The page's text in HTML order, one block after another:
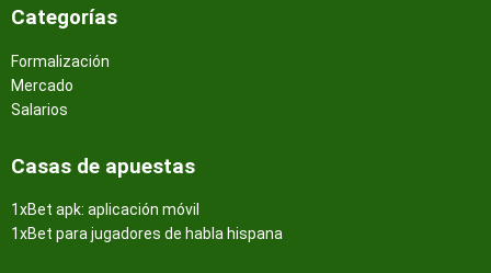
Categorías
Formalización
Mercado
Salarios
Casas de apuestas
1xBet apk: aplicación móvil
1xBet para jugadores de habla hispana